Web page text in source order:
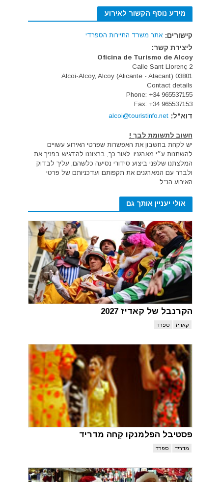
מידע נוסף הקשור לאירוע
קישורים: אתר משרד התיירות הספרדי
ליצירת קשר:
Oficina de Turismo de Alcoy
Calle Sant Llorenç 2
03801 Alcoi-Alcoy, Alcoy (Alicante - Alacant)
Contact details
Phone: +34 965537155
Fax: +34 965537153
דוא"ל: alcoi@touristinfo.net
חשוב לתשומת לבך !
יש לקחת בחשבון את האפשרות שפרטי האירוע עשויים
להשתנות ע״י מארגניו. לאור כך, ברצוננו להדגיש בפניך את
המלצתנו שלפני ביצוע סידורי נסיעה כלשהם, עליך לבדוק
ולברר עם המארגנים את תקפותם ועדכניותם של פרטי
האירוע הנ"ל.
אולי יעניין אותך גם
הקרנבל של קאדיז 2027
קאדיז ספרד
פסטיבל הפלמנקו קָחַה מדריד
מדריד ספרד